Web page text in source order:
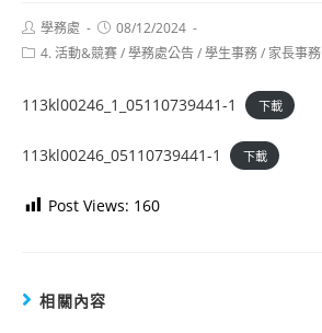
Post
author:
學務處
Post
published:
08/12/2024
Post4. 活動&競賽/學務處公告/學生事務/ 家長事務
113kl00246_1_05110739441-1 下載
113kl00246_05110739441-1 下載
Post Views: 160
相關內容